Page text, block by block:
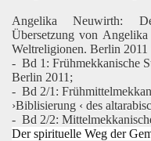
Angelika Neuwirth:
Übersetzung von
Weltreligionen. Berlin 2011
- Bd 1: Frühmekkanische
Berlin 2011;
- Bd 2/1:
›Biblisierung ‹ des
- Bd 2/2:
Der spirituelle Weg der